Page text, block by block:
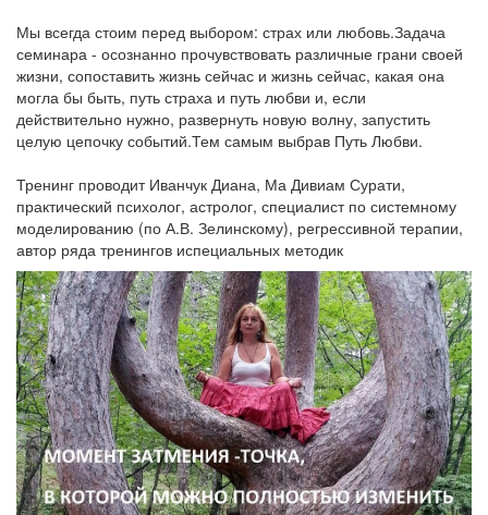
Мы всегда стоим перед выбором: страх или любовь.Задача
семинара - осознанно прочувствовать различные грани своей
жизни, сопоставить жизнь сейчас и жизнь сейчас, какая она
могла бы быть, путь страха и путь любви и, если
действительно нужно, развернуть новую волну, запустить
целую цепочку событий.Тем самым выбрав Путь Любви.
Тренинг проводит Иванчук Диана, Ма Дивиам Сурати,
практический психолог, астролог, специалист по системному
моделированию (по А.В. Зелинскому), регрессивной терапии,
автор ряда тренингов испециальных методик